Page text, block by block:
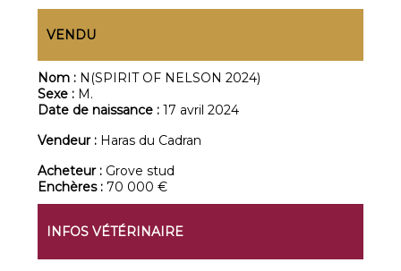
VENDU
Nom : N(SPIRIT OF NELSON 2024)
Sexe : M.
Date de naissance :17 avril 2024
Vendeur : Haras du Cadran
Acheteur : Grove stud
Enchères :70 000 €
INFOS VÉTÉRINAIRE